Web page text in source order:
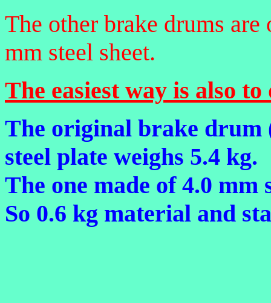
The other brake drums
mm steel sheet.
The easiest way is also
The original brake drum
steel plate weighs 5.4 kg.
The one made of 4.0 mm
So 0.6 kg material and